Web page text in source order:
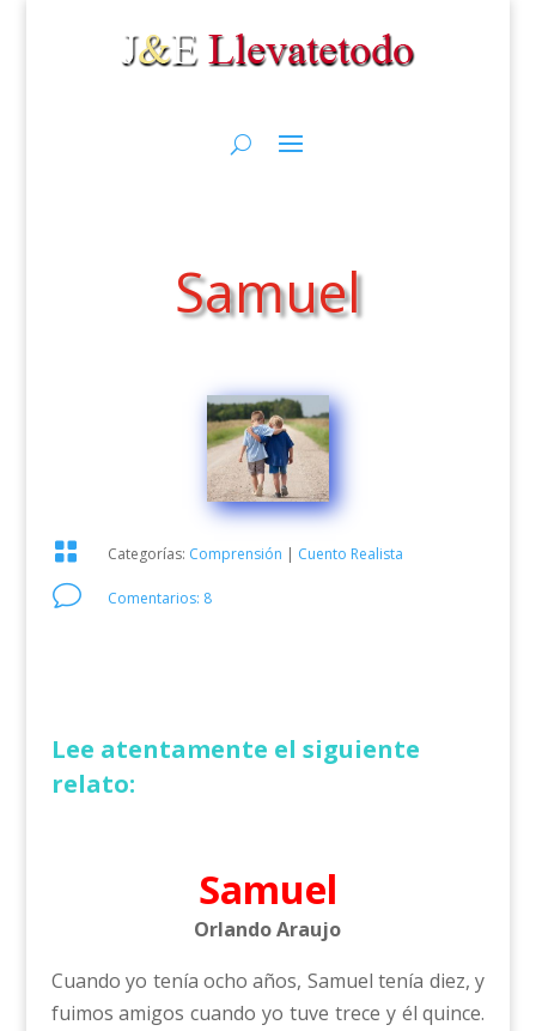
Samuel
 Categorías: Comprensión | Cuento Realista
v Comentarios: 8
Lee atentamente el siguiente
relato:
Samuel
Orlando Araujo
Cuando yo tenía ocho años, Samuel tenía diez, y
fuimos amigos cuando yo tuve trece y él quince.